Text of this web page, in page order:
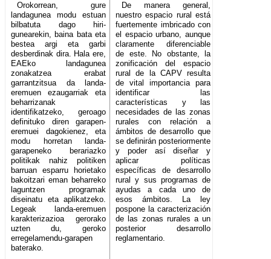
Orokorrean, gure
landagunea modu estuan
bilbatuta dago hiri-
gunearekin, baina bata eta
bestea argi eta garbi
desberdinak dira. Hala ere,
EAEko landagunea
zonakatzea erabat
garrantzitsua da landa-
eremuen ezaugarriak eta
beharrizanak
identifikatzeko, geroago
definituko diren garapen-
eremuei dagokienez, eta
modu horretan landa-
garapeneko berariazko
politikak nahiz politiken
barruan esparru horietako
bakoitzari eman beharreko
laguntzen programak
diseinatu eta aplikatzeko.
Legeak landa-eremuen
karakterizazioa gerorako
uzten du, geroko
erregelamendu-garapen
baterako.
De manera general,
nuestro espacio rural está
fuertemente imbricado con
el espacio urbano, aunque
claramente diferenciable
de este. No obstante, la
zonificación del espacio
rural de la CAPV resulta
de vital importancia para
identificar las
características y las
necesidades de las zonas
rurales con relación a
ámbitos de desarrollo que
se definirán posteriormente
y poder así diseñar y
aplicar políticas
específicas de desarrollo
rural y sus programas de
ayudas a cada uno de
esos ámbitos. La ley
pospone la caracterización
de las zonas rurales a un
posterior desarrollo
reglamentario.